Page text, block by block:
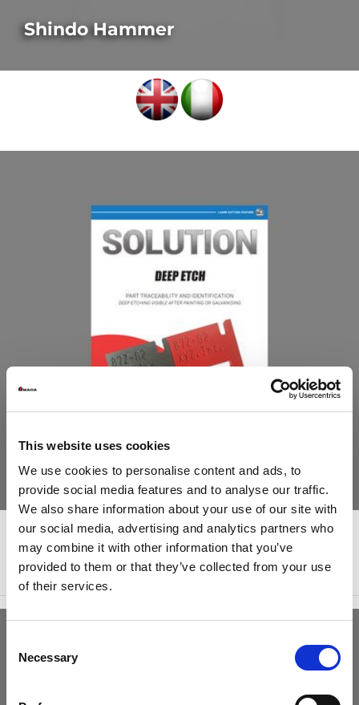
This website uses cookies
We use cookies to personalise content and ads, to
provide social media features and to analyse our traffic.
We also share information about your use of our site with
our social media, advertising and analytics partners who
may combine it with other information that you’ve
provided to them or that they’ve collected from your use
of their services.
Selection
Necessary
Shindo Hammer
Deep Etch
LASER-AUSSTATTUNGSMERKMALE